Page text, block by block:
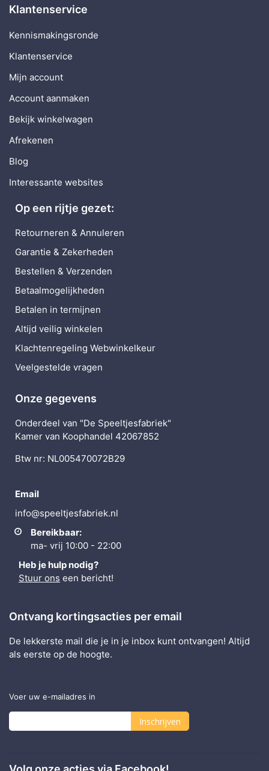
Klantenservice
Kennismakingsronde
Klantenservice
Mijn account
Account aanmaken
Bekijk winkelwagen
Afrekenen
Blog
Interessante websites
Op een rijtje gezet:
Retourneren & Annuleren
Garantie & Zekerheden
Bestellen & Verzenden
Betaalmogelijkheden
Betalen in termijnen
Altijd veilig winkelen
Klachtenregeling Webwinkelkeur
Veelgestelde vragen
Onze gegevens
Onderdeel van "De Speeltjesfabriek"
Kamer van Koophandel 42067852
Btw nr: NL005470072B29
Email
info@speeltjesfabriek.nl
Bereikbaar:
ma- vrij 10:00 - 22:00
Heb je hulp nodig?
Stuur ons een bericht!
Ontvang kortingsacties per email
De lekkerste mail die je in je inbox kunt ontvangen! Altijd
als eerste op de hoogte.
Voer uw e-mailadres in
Inschrijven